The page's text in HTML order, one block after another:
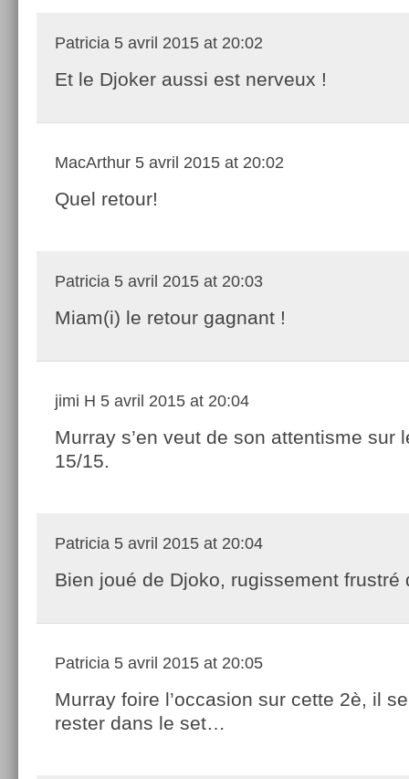
Patricia 5 avril 2015 at 20:02
Et le Djoker aussi est nerveux !
MacArthur 5 avril 2015 at 20:02
Quel retour!
Patricia 5 avril 2015 at 20:03
Miam(i) le retour gagnant !
jimi H 5 avril 2015 at 20:04
Murray s’en veut de son attentisme sur
15/15.
Patricia 5 avril 2015 at 20:04
Bien joué de Djoko, rugissement frustré
Patricia 5 avril 2015 at 20:05
Murray foire l’occasion sur cette 2è, il
rester dans le set…